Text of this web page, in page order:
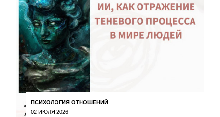
ПСИХОЛОГИЯ ОТНОШЕНИЙ
02 ИЮЛЯ 2026